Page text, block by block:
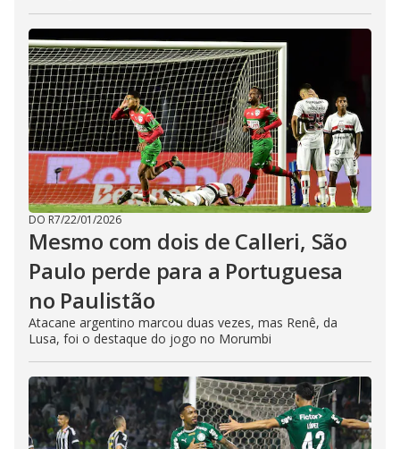
DO R7/22/01/2026
Mesmo com dois de Calleri, São
Paulo perde para a Portuguesa
no Paulistão
Atacane argentino marcou duas vezes, mas Renê, da
Lusa, foi o destaque do jogo no Morumbi